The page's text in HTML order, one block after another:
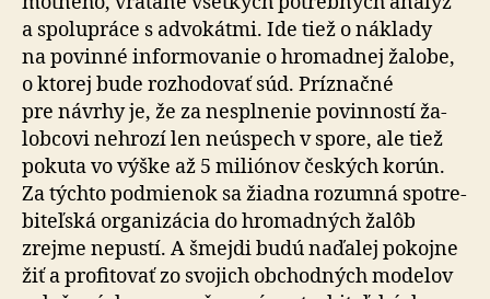
a spolu­práce s advo­kátmi. Ide tiež o náklady
na po­vinné infor­mo­vanie o hro­mad­nej ža­lo­be,
o ktorej bude roz­ho­do­vať súd. Príznačné
pre návrhy je, že za ne­spl­nenie po­vin­ností ža­
lob­covi ne­hrozí len ne­úspech v spore, ale tiež
po­kuta vo výške až 5 miliónov českých korún.
Za týchto pod­mie­nok sa žiadna rozumná spotre­
bi­teľská orga­ni­zácia do hro­mad­ných žalôb
zrejme nepustí. A šmejdi budú na­ďalej po­kojne
žiť a pro­fi­tovať zo svojich ob­chod­ných modelov